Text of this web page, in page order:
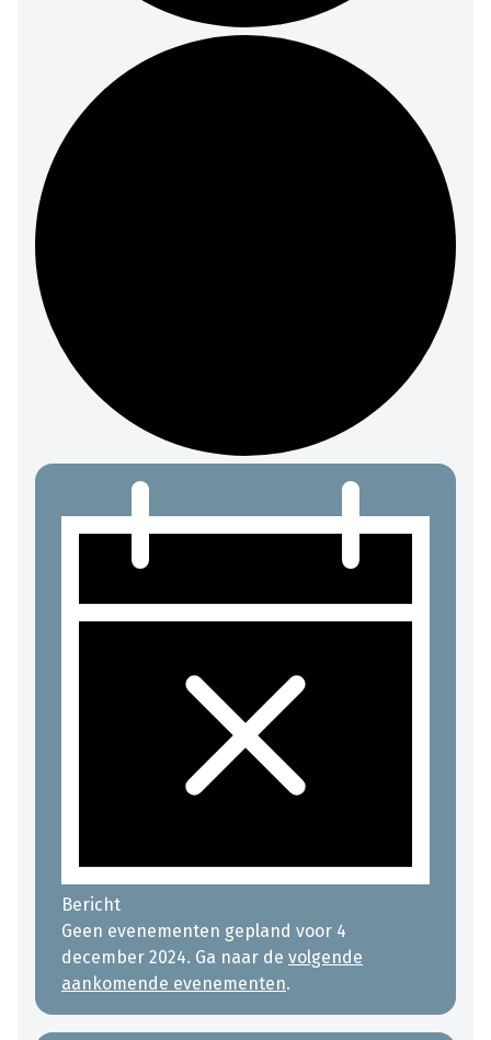
Bericht
Geen evenementen gepland voor 4
december 2024. Ga naar de volgende
aankomende evenementen.